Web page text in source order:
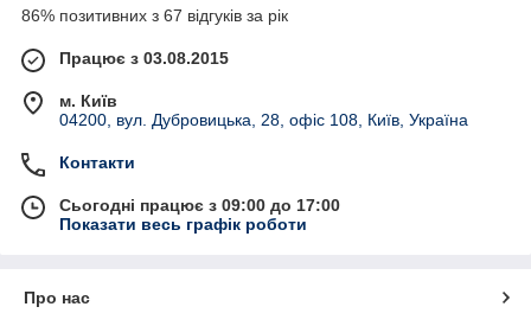
86% позитивних з 67 відгуків за рік
Працює з 03.08.2015
м. Київ
04200, вул. Дубровицька, 28, офіс 108, Київ, Україна
Контакти
Сьогодні працює з 09:00 до 17:00
Показати весь графік роботи
Про нас